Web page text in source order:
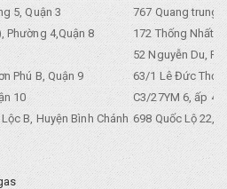
5, Quận 3
767 Quang trung,
Phường 4,Quận 8
172 Thống Nhất.
52 Nguyễn Du,
Phú B, Quận 9
63/1 Lê Đức Thọ,
10
C3/27YM 6, ấp 4,
B, Huyện Bình Chánh 698 Quốc Lộ 22,